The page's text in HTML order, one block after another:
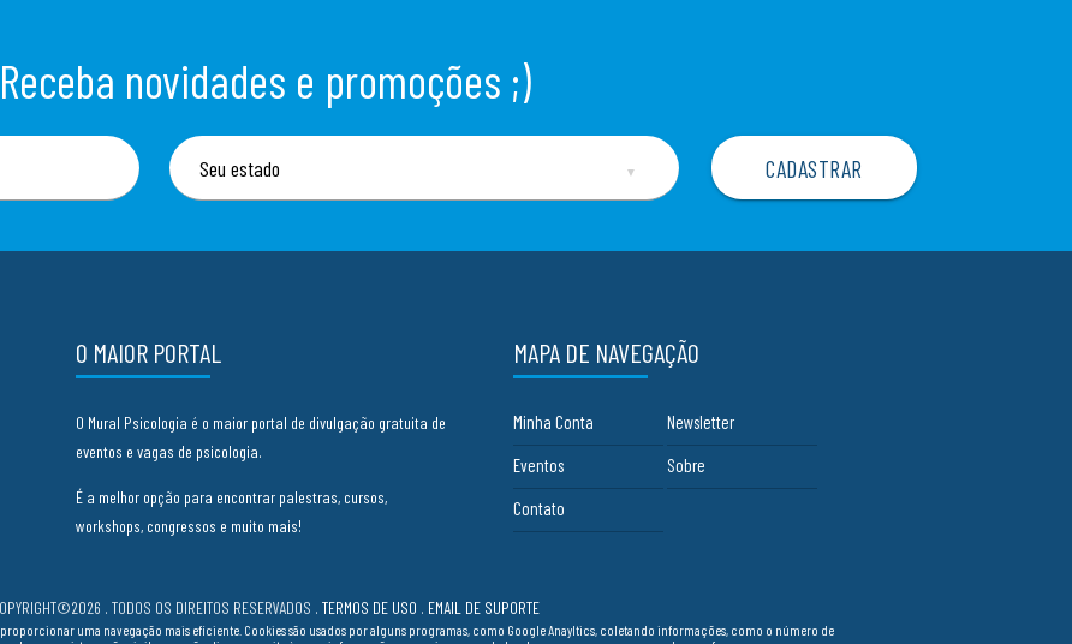
Receba novidades e promoções ;)
▼
O MAIOR PORTAL
O Mural Psicologia é o maior portal de divulgação gratuita de
eventos e vagas de psicologia.
É a melhor opção para encontrar palestras, cursos,
workshops, congressos e muito mais!
MAPA DE NAVEGAÇÃO
Minha Conta
Newsletter
Eventos
Sobre
Contato
. TODOS OS DIREITOS RESERVADOS . TERMOS DE USO . EMAIL DE SUPORTE
uma navegação mais eficiente. Cookies são usados por alguns programas, como Google Anayltics, coletando informações, como o número de